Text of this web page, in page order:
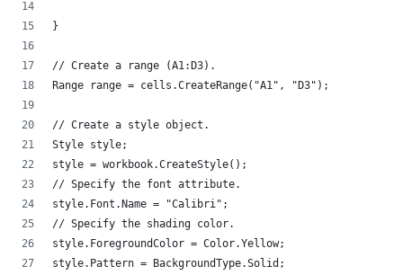
// Create a range (A1:D3).
Range range = cells.CreateRange("A1", "D3");
// Create a style object.
Style style;
style = workbook.CreateStyle();
// Specify the font attribute.
style.Font.Name = "Calibri";
// Specify the shading color.
style.ForegroundColor = Color.Yellow;
style.Pattern = BackgroundType.Solid;